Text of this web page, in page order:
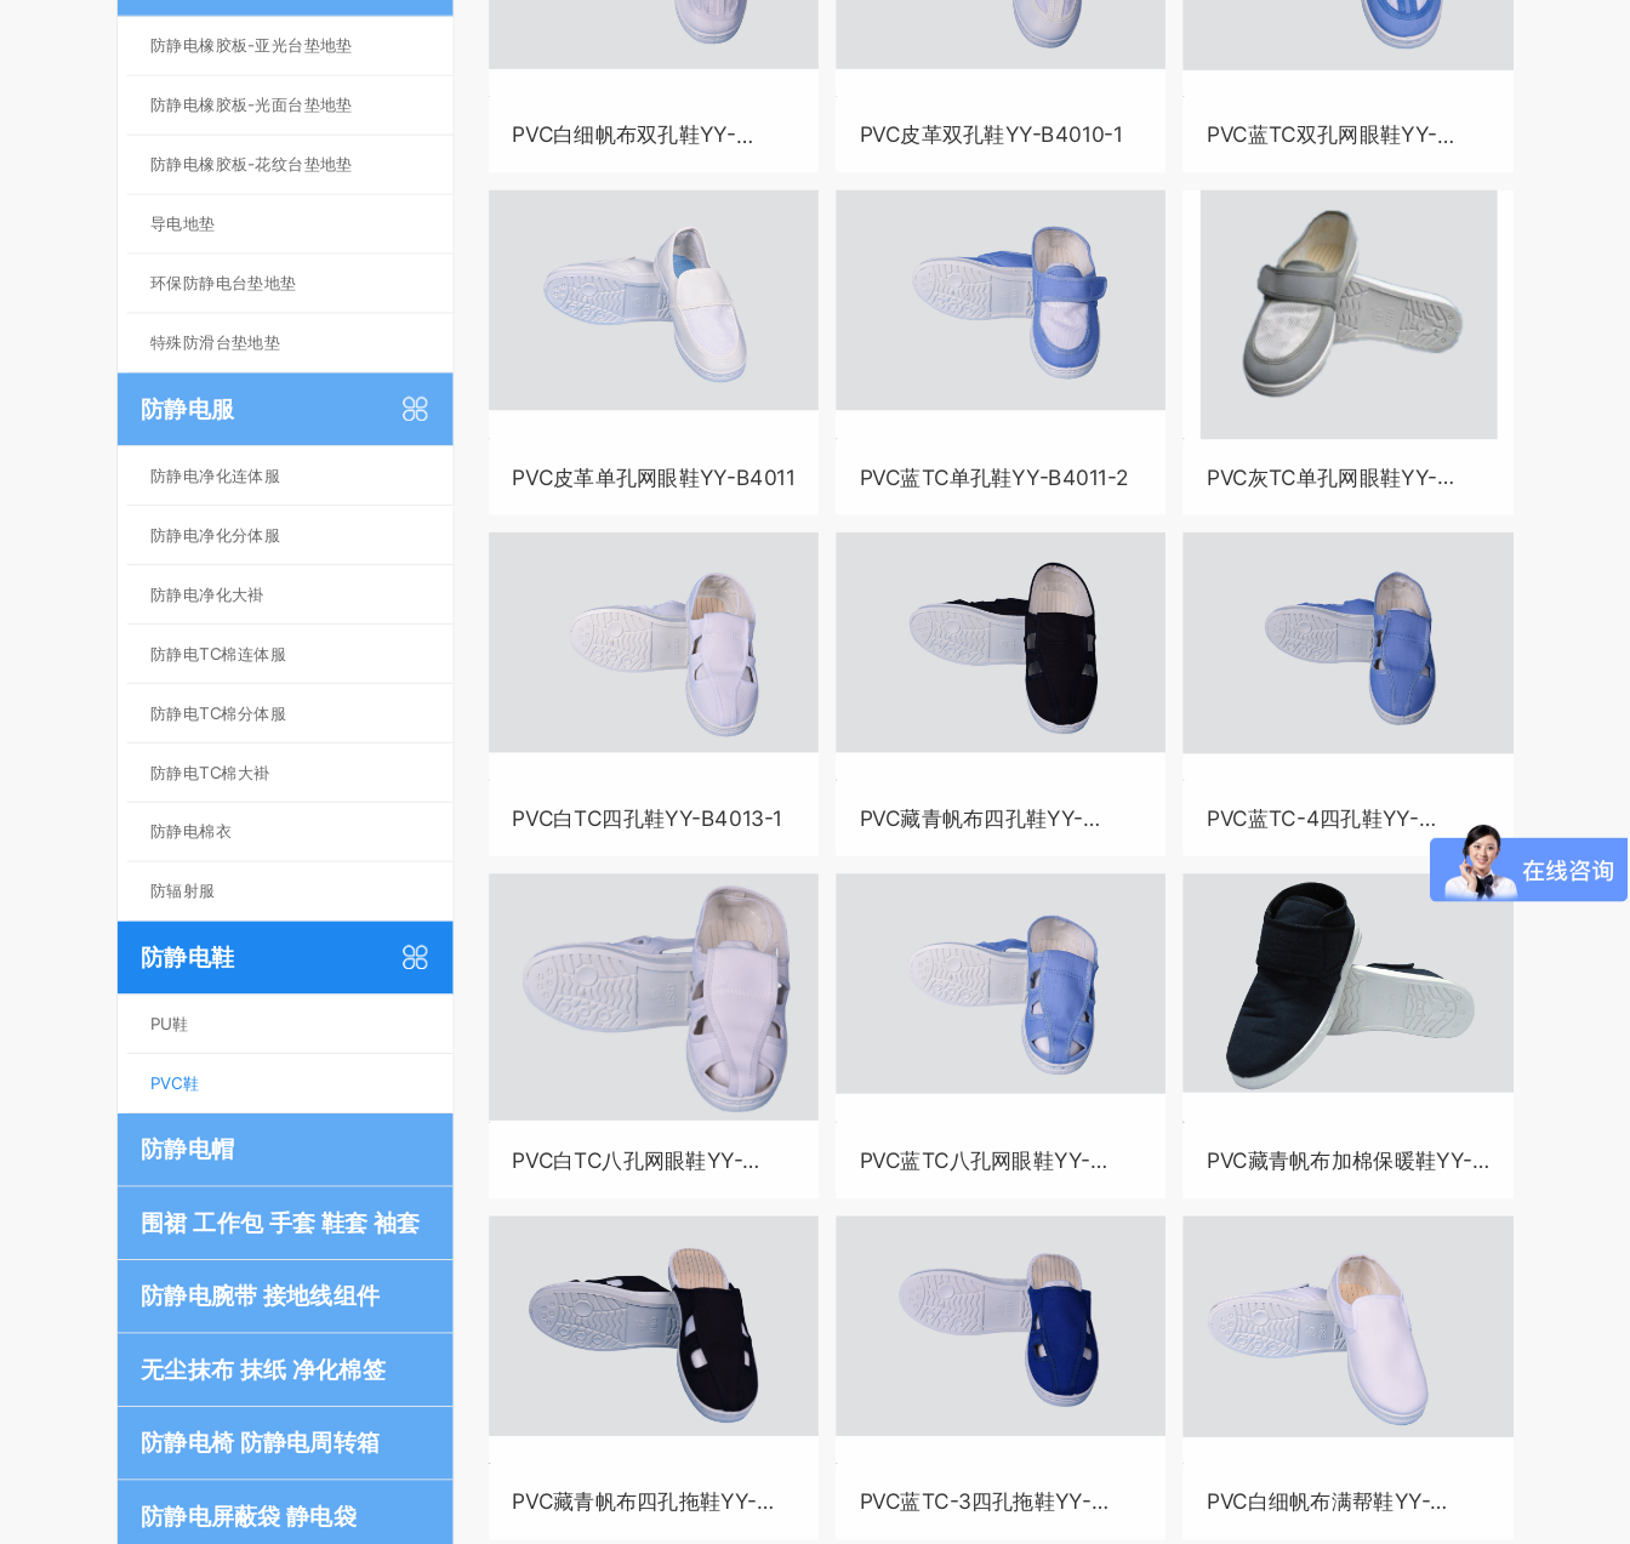
PVC白细帆布双孔鞋YY-
PVC皮革双孔鞋YY-B4010-1
PVC蓝TC双孔网眼鞋YY-
PVC皮革单孔网眼鞋YY-B4011 PVC蓝TC单孔鞋YY-B4011-2
PVC灰TC单孔网眼鞋YY-
PVC白TC四孔鞋YY-B4013-1
PVC藏青帆布四孔鞋YY-
PVC蓝TC-4四孔鞋YY-
PVC白TC八孔网眼鞋YY-
PVC蓝TC八孔网眼鞋YY-
PVC藏青帆布加棉保暖鞋YY-
PVC藏青帆布四孔拖鞋YY-
PVC蓝TC-3四孔拖鞋YY-
PVC白细帆布满帮鞋YY-
防静电橡胶板-亚光台垫地垫
防静电橡胶板-光面台垫地垫
防静电橡胶板-花纹台垫地垫
导电地垫
环保防静电台垫地垫
特殊防滑台垫地垫
防静电服
防静电净化连体服
防静电净化分体服
防静电净化大褂
防静电TC棉连体服
防静电TC棉分体服
防静电TC棉大褂
防静电棉衣
防辐射服
防静电鞋
PU鞋
PVC鞋
防静电帽
围裙 工作包 手套 鞋套 袖套
防静电腕带 接地线组件
无尘抹布 抹纸 净化棉签
防静电椅 防静电周转箱
防静电屏蔽袋 静电袋